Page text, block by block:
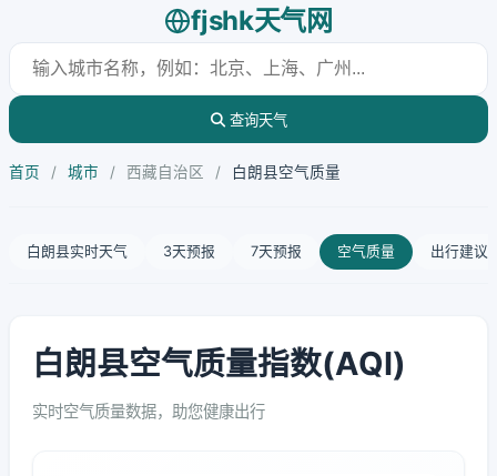
fjshk天气网
查询天气
首页 / 城市 / 西藏自治区 / 白朗县空气质量
白朗县实时天气 3天预报 7天预报 空气质量 出行建议
白朗县空气质量指数(AQI)
实时空气质量数据，助您健康出行